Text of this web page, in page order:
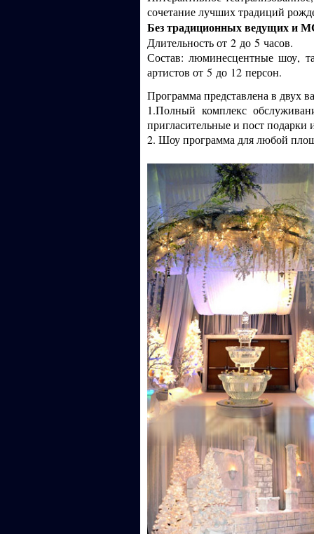
сочетание лучших традиций
Без традиционных ведущих и
Длительность от 2 до 5 часов.
Состав: люминесцентные шоу,
артистов от 5 до 12 персон.
Программа представлена в двух
1.Полный комплекс
пригласительные и пост подарки
2. Шоу программа для любой